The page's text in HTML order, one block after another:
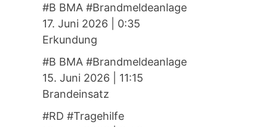
#B BMA #Brandmeldeanlage
17. Juni 2026
0:35
Erkundung
#B BMA #Brandmeldeanlage
15. Juni 2026
11:15
Brandeinsatz
#RD #Tragehilfe